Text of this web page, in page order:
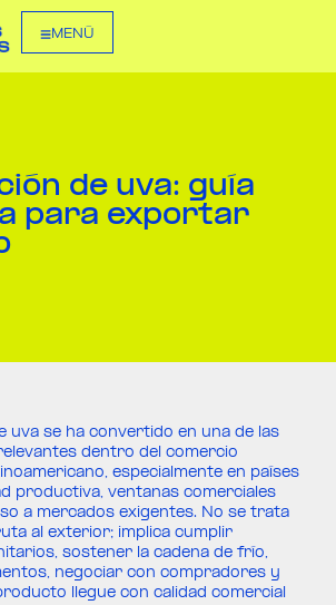
MENÚ
de uva: guía
para exportar
uva se ha convertido en una de las
dentro del comercio
especialmente en países
productiva, ventanas comerciales
a mercados exigentes. No se trata
al exterior; implica cumplir
sostener la cadena de frío,
negociar con compradores y
llegue con calidad comercial